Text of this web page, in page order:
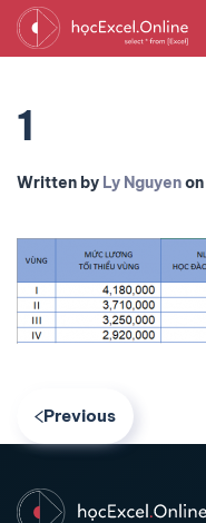
1
Written by Ly Nguyenon
Previous